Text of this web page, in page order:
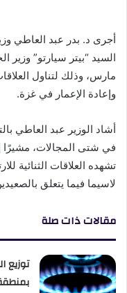
أجرى د. بدر عبد العاطي
مارس، وذلك لتناول
وإعادة الإعمار في غزة.
أشاد الوزير عبد العاطي
في شتى المجالات، مشيرًا
تشهده العلاقات الثنائية
لاسيما فيما يتعلق
مقالات ذات صلة
توزيع